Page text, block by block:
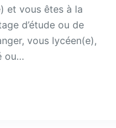
et vous êtes à la
d’étude ou de
vous lycéen(e),
ou…